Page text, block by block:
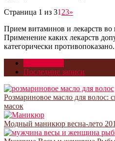
Страница 1 из 31 23»
Прием витаминов и лекарств во
Применение каких лекарств
категорически противопоказано.
Последние записи
Розмариновое масло для волос:
масок
Модный маникюр весна-лето